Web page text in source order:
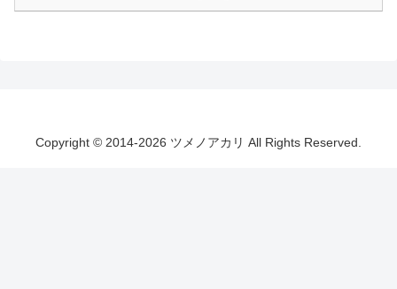
Copyright © 2014-2026 ツメノアカリ All Rights Reserved.